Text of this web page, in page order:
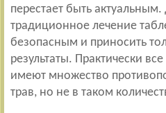
перестает быть
традиционное лечение
безопасным и приносить
результаты. Практически
имеют множество
трав, но не в таком